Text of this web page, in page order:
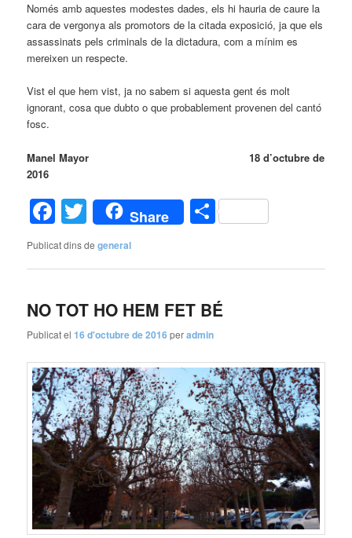
Només amb aquestes modestes dades, els hi hauria de caure la
cara de vergonya als promotors de la citada exposició, ja que els
assassinats pels criminals de la dictadura, com a mínim es
mereixen un respecte.
Vist el que hem vist, ja no sabem si aquesta gent és molt
ignorant, cosa que dubto o que probablement provenen del cantó
fosc.
Manel Mayor 18 d’octubre de
2016
Facebook
Twitter
Share Comparteix
Publicat dins de general
NO TOT HO HEM FET BÉ
Publicat el16 d'octubre de 2016 peradmin